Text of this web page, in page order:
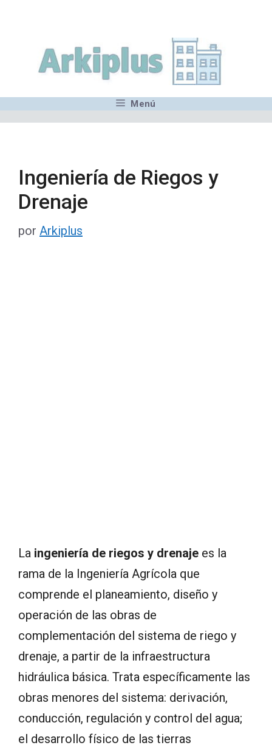
contenido
Menú
Ingeniería de Riegos y
Drenaje
por Arkiplus
La ingeniería de riegos y drenaje es la
rama de la Ingeniería Agrícola que
comprende el planeamiento, diseño y
operación de las obras de
complementación del sistema de riego y
drenaje, a partir de la infraestructura
hidráulica básica. Trata específicamente las
obras menores del sistema: derivación,
conducción, regulación y control del agua;
el desarrollo físico de las tierras